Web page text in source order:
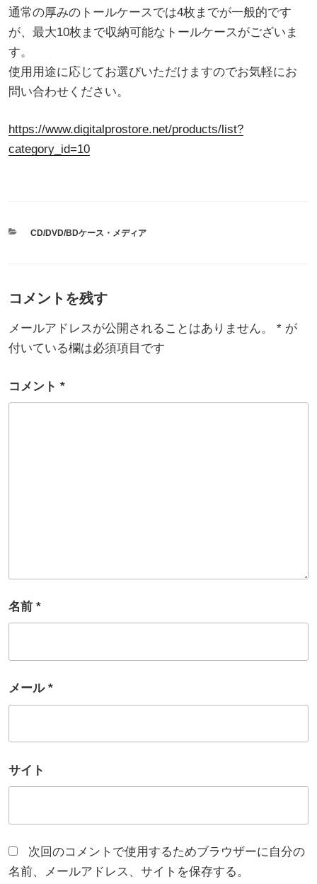
通常の厚みのトールケースでは4枚までが一般的です
が、最大10枚まで収納可能なトールケースがございま
す。
使用用途に応じてお選びいただけますのでお気軽にお
問い合わせください。
https://www.digitalprostore.net/products/list?
category_id=10
カ
CD/DVD/BDケース・メディア
コメントを残す
メールアドレスが公開されることはありません。 * が
付いている欄は必須項目です
コメント *
名前 *
メール *
サイト
次回のコメントで使用するためブラウザーに自分の
名前、メールアドレス、サイトを保存する。